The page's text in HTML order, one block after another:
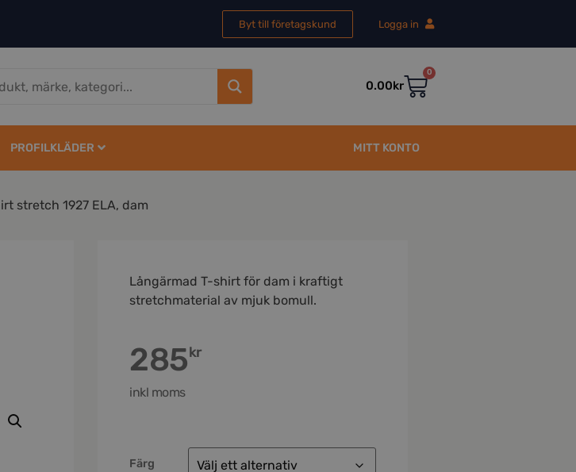
Byt till företagskund Logga in
0.00kr
0
PROFILKLÄDER MITT KONTO
stretch 1927 ELA, dam
Långärmad T-shirt för dam i kraftigt
stretchmaterial av mjuk bomull.
285kr
inkl moms
Färg